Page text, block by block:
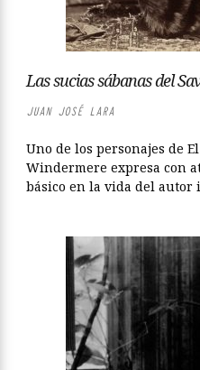
Las sucias sábanas del
JUAN JOSÉ LARA
Uno de los personajes de
Windermere expresa con
básico en la vida del autor